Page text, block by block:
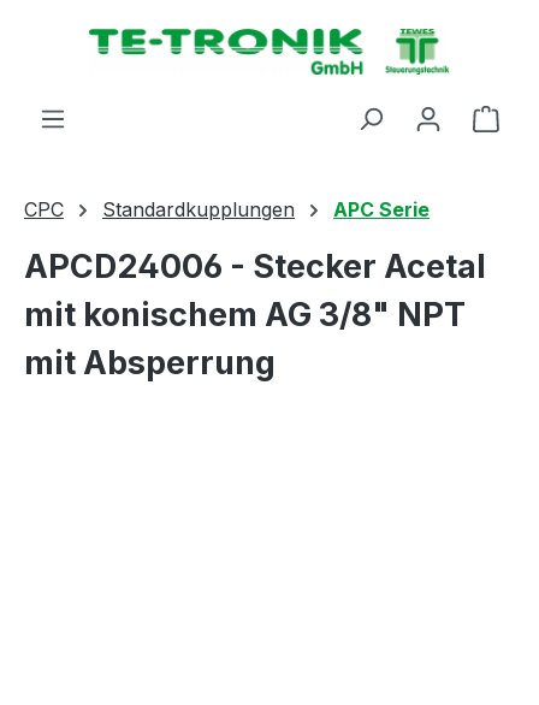
springen
CPC Standardkupplungen APC Serie
APCD24006 - Stecker Acetal
mit konischem AG 3/8" NPT
mit Absperrung